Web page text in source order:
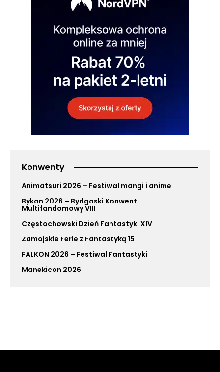
Konwenty
Animatsuri 2026 – Festiwal mangi i anime
Bykon 2026 – Bydgoski Konwent
Multifandomowy VIII
Częstochowski Dzień Fantastyki XIV
Zamojskie Ferie z Fantastyką 15
FALKON 2026 – Festiwal Fantastyki
Manekicon 2026